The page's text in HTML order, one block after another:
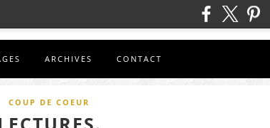
ARCHIVES CONTACT
COUP DE COEUR